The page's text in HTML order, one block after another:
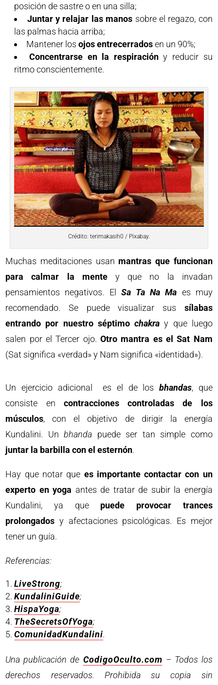
posición de sastre o en una silla;
Juntar y relajar las manos sobre el regazo, con
las palmas hacia arriba;
Mantener losojos entrecerradosen un 90%;
Concentrarse en la respiracióny reducir su
ritmo conscientemente.
Crédito: terimakasih0 / Pixabay.
Muchas meditaciones usan mantras que funcionan
para calmar la mentey que no la invadan
pensamientos negativos. El Sa Ta Na Ma es muy
recomendado. Se puede visualizar sus sílabas
entrando por nuestro séptimochakra y que luego
salen por el Tercer ojo. Otro mantra es el Sat Nam
(Sat significa «verdad» y Nam significa «identidad»).
Un ejercicio adicional es el de losbhandas, que
consiste en contracciones controladas de los
músculos, con el objetivo de dirigir la energía
Kundalini. Unbhanda puede ser tan simple como
juntar la barbilla con el esternón.
Hay que notar que es importante contactar con un
experto en yoga antes de tratar de subir la energía
Kundalini, ya que puede provocar trances
prolongados y afectaciones psicológicas. Es mejor
tener un guía.
Referencias:
LiveStrong;
KundaliniGuide;
HispaYoga;
TheSecretsOfYoga;
ComunidadKundalini.
Una publicación de CodigoOculto.com – Todos los
derechos reservados. Prohibida su copia sin